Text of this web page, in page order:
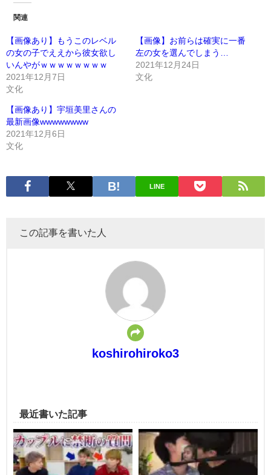
関連
【画像あり】もうこのレベル
の女の子でええから彼女欲し
いんやがｗｗｗｗｗｗｗｗ
2021年12月7日
文化
【画像】お前らは確実に一番
左の女を選んでしまう…
2021年12月24日
文化
【画像あり】宇垣美里さんの
最新画像wwwwwwww
2021年12月6日
文化
LINE
この記事を書いた人
koshirohiroko3
最近書いた記事